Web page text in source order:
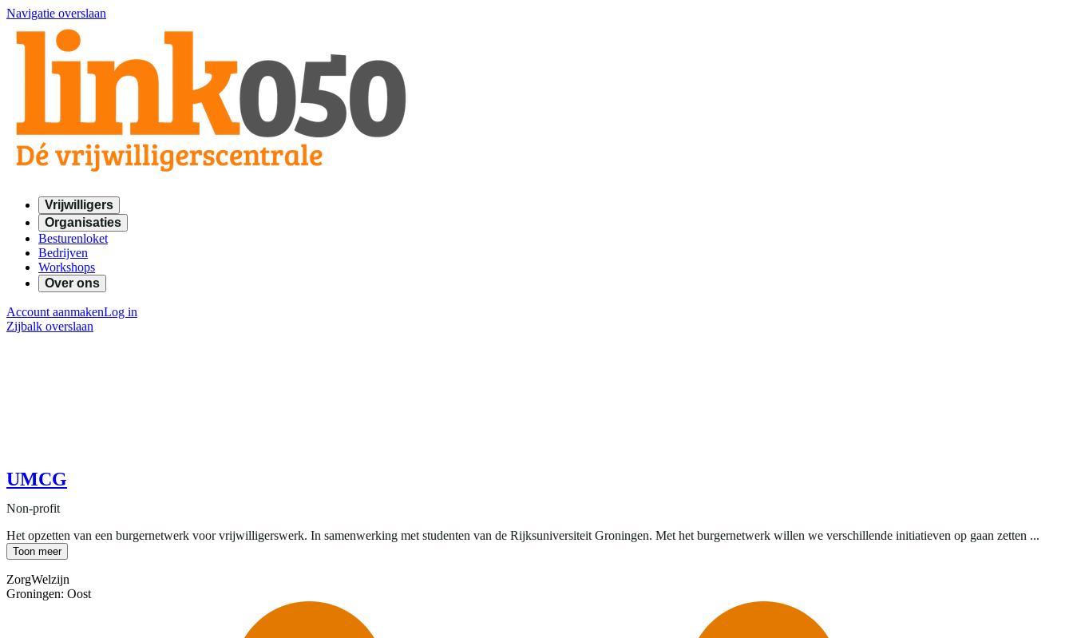
Navigatie overslaan
Vrijwilligers
Organisaties
Besturenloket
Bedrijven
Workshops
Over ons
Account aanmakenLog in
Zijbalk overslaan
UMCG
Non-profit
Het opzetten van een burgernetwerk voor vrijwilligerswerk. In samenwerking met studenten van de Rijksuniversiteit Groningen. Met het burgernetwerk willen we verschillende initiatieven op gaan zetten ...
Toon meer
ZorgWelzijn
Groningen: Oost